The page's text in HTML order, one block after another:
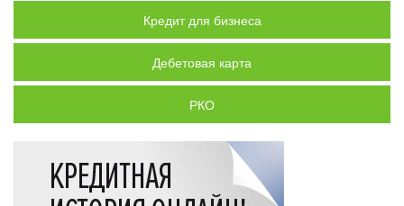
Кредит для бизнеса
Дебетовая карта
РКО